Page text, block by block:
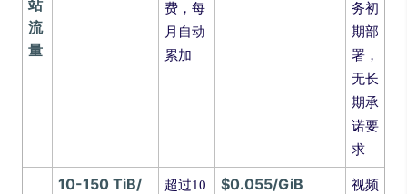
站
流
量
费，每
月自动
累加
务初
期部
署，
无长
期承
诺要
求
10-150 TiB/
超过10
$0.055/GiB
视频